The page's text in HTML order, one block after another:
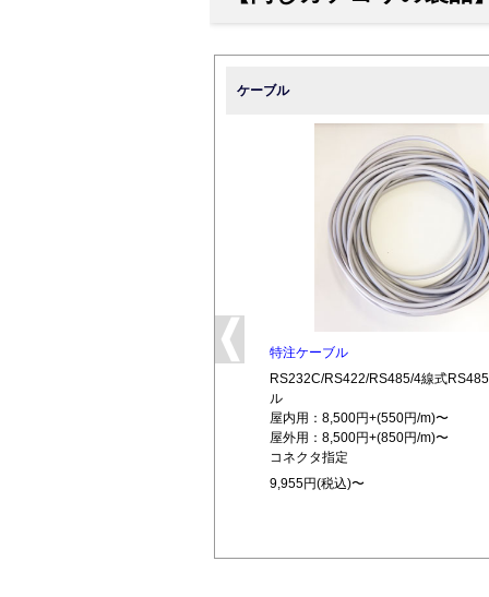
ケーブル
特注ケーブル
RS232C/RS422/RS485/4線式
ル
屋内用：8,500円+(550円/m)〜
屋外用：8,500円+(850円/m)〜
コネクタ指定
9,955円(税込)〜